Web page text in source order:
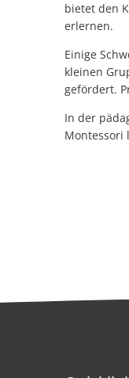
bietet den
erlernen.
Einige
kleinen
gefördert.
In der
Montessori